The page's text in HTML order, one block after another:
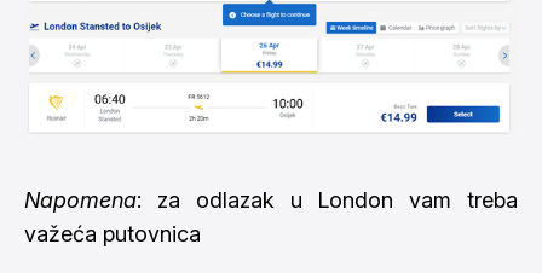
Napomena: za odlazak u London vam treba
važeća putovnica